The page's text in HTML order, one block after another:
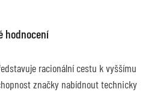
hodnocení
racionální cestu k vyššímu
značky nabídnout technicky